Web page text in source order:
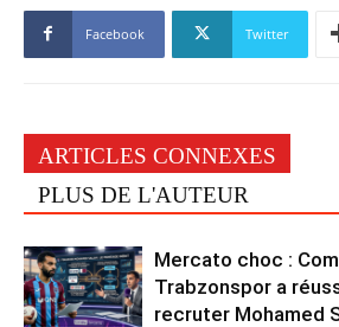
Facebook Twitter
ARTICLES CONNEXES
PLUS DE L'AUTEUR
Mercato choc :
Trabzonspor a
recruter Mohamed